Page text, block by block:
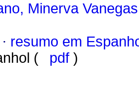
Minerva Vanegas
· resumo em
(
pdf )